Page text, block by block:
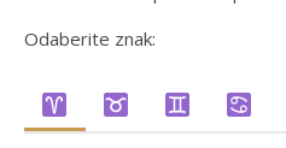
Odaberite znak: